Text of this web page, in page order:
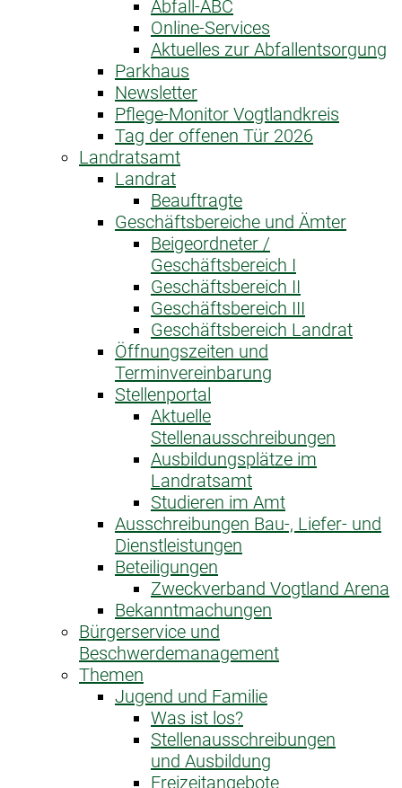
Abfall-ABC
Online-Services
Aktuelles zur Abfallentsorgung
Parkhaus
Newsletter
Pflege-Monitor Vogtlandkreis
Tag der offenen Tür 2026
Landratsamt
Landrat
Beauftragte
Geschäftsbereiche und Ämter
Beigeordneter /
Geschäftsbereich I
Geschäftsbereich II
Geschäftsbereich III
Geschäftsbereich Landrat
Öffnungszeiten und
Terminvereinbarung
Stellenportal
Aktuelle
Stellenausschreibungen
Ausbildungsplätze im
Landratsamt
Studieren im Amt
Ausschreibungen Bau-, Liefer- und
Dienstleistungen
Beteiligungen
Zweckverband Vogtland Arena
Bekanntmachungen
Bürgerservice und
Beschwerdemanagement
Themen
Jugend und Familie
Was ist los?
Stellenausschreibungen
und Ausbildung
Freizeitangebote